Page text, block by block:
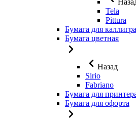
Tela
Pittura
Бумага для
Бумага цветная
Назад
Sirio
Fabriano
Бумага для
Бумага для офорта